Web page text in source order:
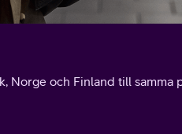
Norge och Finland till samma